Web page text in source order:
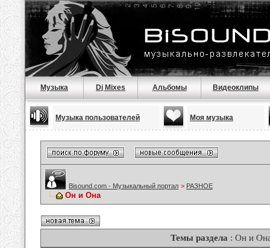
Музыка Dj Mixes Альбомы Видеоклипы
Музыка пользователей Моя музыка
Bisound.com - Музыкальный портал > РАЗНОЕ
Он и Она
Темы раздела : Он и